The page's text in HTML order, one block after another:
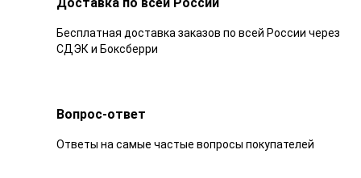
Бесплатная доставка заказов по всей России через
СДЭК и Боксберри
Вопрос-ответ
Ответы на самые частые вопросы покупателей